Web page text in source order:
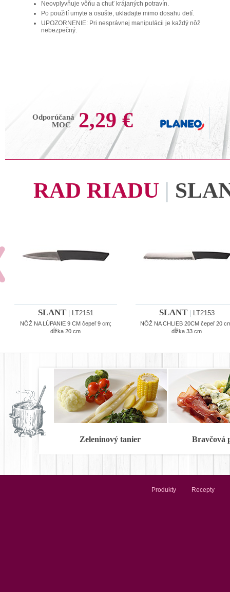
Neovplyvňuje vôňu a chuť krájaných potravín.
Po použití umyte a osušte, ukladajte mimo dosahu detí.
UPOZORNENIE: Pri nesprávnej manipulácii je každý nôž
nebezpečný.
Odporúčaná
MOC
2,29 €
RAD RIADU |
SLANT LT2151
NÔŽ NA LÚPANIE 9 CM čepeľ 9 cm;
dĺžka 20 cm
SLANT LT2153
NÔŽ NA CHLIEB 20CM čepeľ 20
dĺžka 33 cm
Zeleninový tanier Bravčová
Produkty Recepty